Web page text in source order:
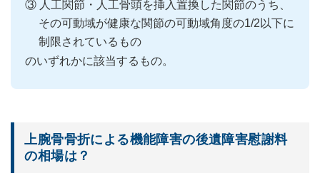
③ 人工関節・人工骨頭を挿入置換した関節のうち、
その可動域が健康な関節の可動域角度の1/2以下に
制限されているもの
のいずれかに該当するもの。
上腕骨骨折による機能障害の後遺障害慰謝料
の相場は？